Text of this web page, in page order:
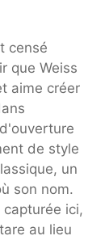
censé
que Weiss
aime créer
de style
un
son nom.
ici,
au lieu